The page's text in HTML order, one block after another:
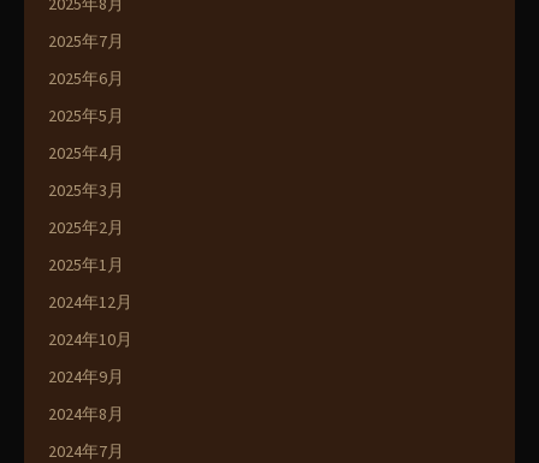
2025年7月
2025年6月
2025年5月
2025年4月
2025年3月
2025年2月
2025年1月
2024年12月
2024年10月
2024年9月
2024年8月
2024年7月